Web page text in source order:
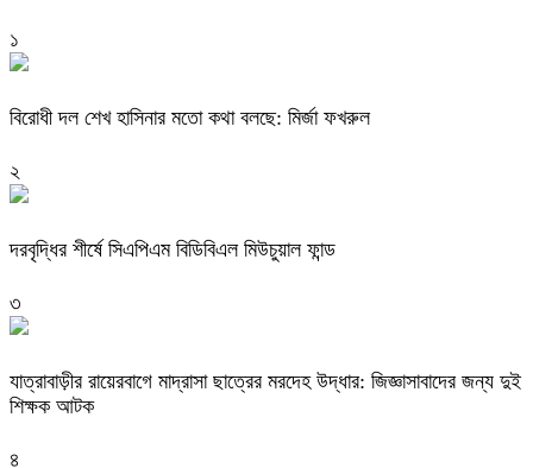
১
বিরোধী দল শেখ হাসিনার মতো কথা বলছে: মির্জা ফখরুল
২
দরবৃদ্ধির শীর্ষে সিএপিএম বিডিবিএল মিউচুয়াল ফান্ড
৩
যাত্রাবাড়ীর রায়েরবাগে মাদ্রাসা ছাত্রের মরদেহ উদ্ধার: জিজ্ঞাসাবাদের জন্য দুই
শিক্ষক আটক
৪